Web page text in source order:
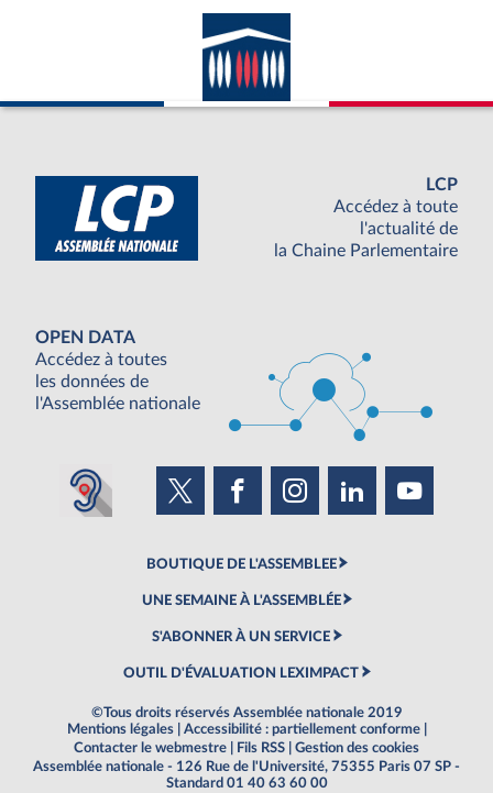
LCP
Accédez à toute
l'actualité de
la Chaine Parlementaire
OPEN DATA
Accédez à toutes
les données de
l'Assemblée nationale
BOUTIQUE DE L'ASSEMBLEE
UNE SEMAINE À L'ASSEMBLÉE
S'ABONNER À UN SERVICE
OUTIL D'ÉVALUATION LEXIMPACT
©Tous droits réservés Assemblée nationale 2019
Mentions légales
Accessibilité : partiellement conforme
Contacter le webmestre
Fils RSS
Gestion des cookies
Assemblée nationale - 126 Rue de l'Université, 75355 Paris 07 SP -
Standard 01 40 63 60 00